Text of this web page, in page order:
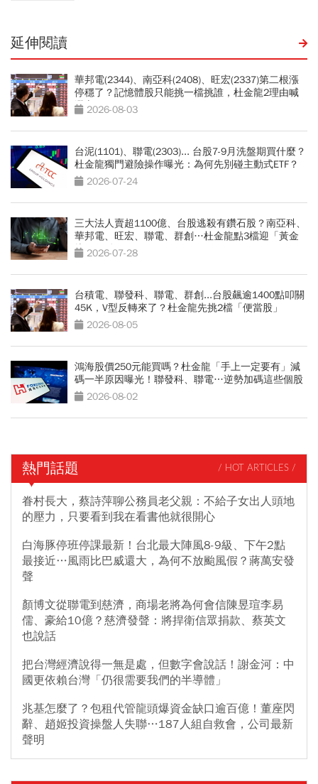
延伸閱讀
華邦電(2344)、南亞科(2408)、旺宏(2337)第二根漲
停穩了？記憶體股只能挑一檔挑誰，杜金龍2理由喊
選它2026-08-03
台泥(1101)、聯電(2303)... 台股7-9月洗盤期買什麼？
杜金龍獨門避險操作曝光：為何先別碰主動式ETF？
2026-07-24
三大法人賣超1100億、台股逃殺有鑽石股？南亞科、
華邦電、旺宏、聯電、群創…杜金龍點3檔迎「黃金
坑」買點
2026-07-28
台積電、聯發科、聯電、群創...台股飆逾1400點叩關
45K，V型反轉來了？杜金龍先挑2檔「便當股」
2026-08-05
鴻海股價250元能買嗎？杜金龍「手上一定要有」減
碼一半原因曝光！聯發科、聯電…逆勢加碼這些個股
2026-08-02
熱門話題 / HOT ARTICLES /
眷村長大，蔡詩萍聊公務員老父親：不給子女出人頭地
的壓力，只要看到我在看書他就很開心
白海豚停班停課最新！台北最大陣風8-9級、下午2點
最接近…風雨比巴威還大，為何不放颱風假？蔣萬安發
聲
顏博文從聯電到慈濟，商場老將為何會信陳昱瑄李易
儒、豪給10億？慈濟發聲：將捍衛信眾捐款、蔡英文
也說話
把台灣經濟說得一無是處，但數字會說話！謝金河：中
國更依賴台灣「仍很需要我們的半導體」
兆基怎麼了？包租代管龍頭爆資金缺口逾百億！董座閃
辭、趙姬投資操盤人失聯…187人組自救會，公司最新
聲明